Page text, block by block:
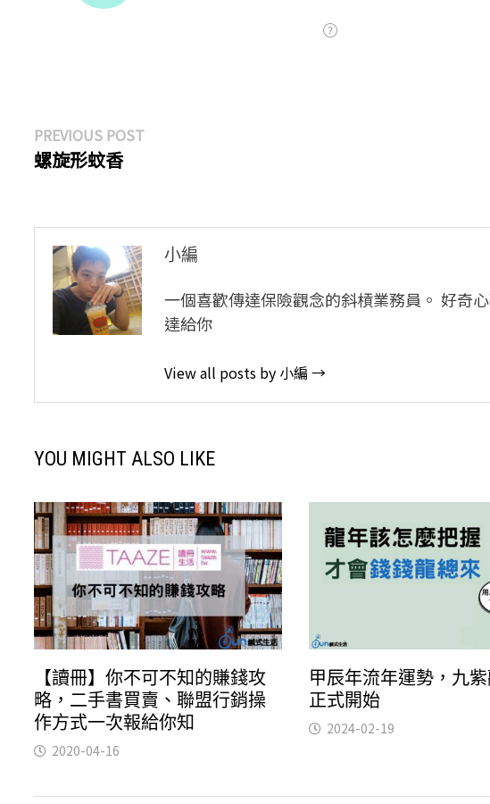
文
章
覽
PREVIOUS POSTPrevious
螺旋形蚊香
小編
一個喜歡傳達保險觀念的斜槓業務員。 好奇
達給你
View all posts by 小編 →
YOU MIGHT ALSO LIKE
【讀冊】你不可不知的賺錢攻
略，二手書買賣、聯盟行銷操
作方式一次報給你知
2020-04-16
甲辰年流年運勢，九
正式開始
2024-02-19